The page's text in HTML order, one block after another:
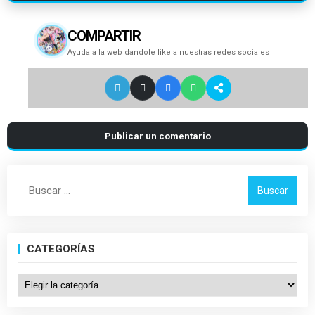
COMPARTIR
Ayuda a la web dandole like a nuestras redes sociales
Publicar un comentario
Buscar:
CATEGORÍAS
Categorías